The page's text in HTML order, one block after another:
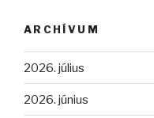
ARCHÍVUM
2026. július
2026. június